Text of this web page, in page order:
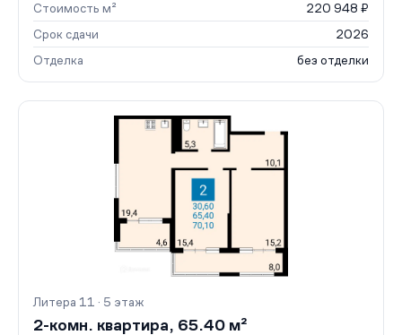
Стоимость м²
220 948 ₽
Срок сдачи
2026
Отделка
без отделки
Литера 11 · 5 этаж
2-комн. квартира, 65.40 м²